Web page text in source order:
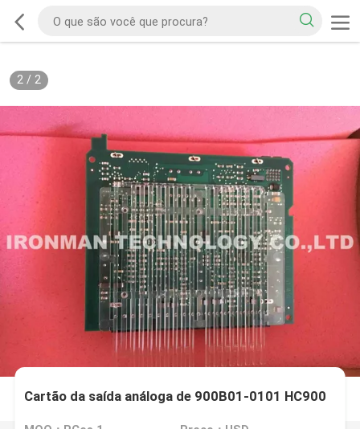
2/ 2
Cartão da saída análoga de 900B01-0101 HC900